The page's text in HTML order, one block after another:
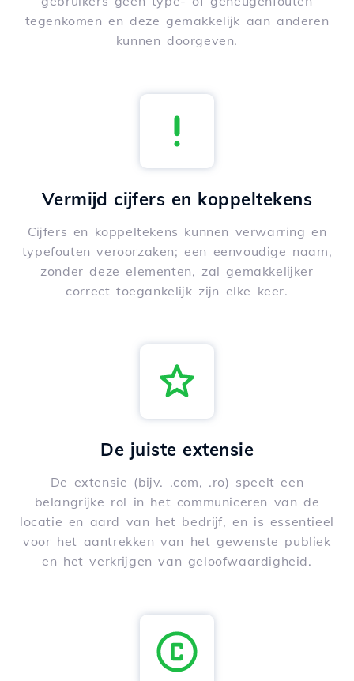
tegenkomen en deze gemakkelijk aan anderen
kunnen doorgeven.
Vermijd cijfers en koppeltekens
Cijfers en koppeltekens kunnen verwarring en
typefouten veroorzaken; een eenvoudige naam,
zonder deze elementen, zal gemakkelijker
correct toegankelijk zijn elke keer.
De juiste extensie
De extensie (bijv. .com, .ro) speelt een
belangrijke rol in het communiceren van de
locatie en aard van het bedrijf, en is essentieel
voor het aantrekken van het gewenste publiek
en het verkrijgen van geloofwaardigheid.